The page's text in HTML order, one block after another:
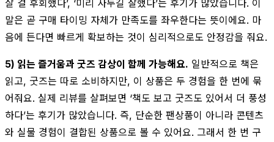
살 걸 후회했다’, ‘미리 사두길 잘했다’는 후기가 많았습니다. 이
말은 곧 구매 타이밍 자체가 만족도를 좌우한다는 뜻이에요. 마
음에 든다면 빠르게 확보하는 것이 심리적으로도 안정감을 줘요.
5) 읽는 즐거움과 굿즈 감상이 함께 가능해요. 일반적으로 책은
읽고, 굿즈는 따로 소비하지만, 이 상품은 두 경험을 한 번에 묶
어줘요. 실제 리뷰를 살펴보면 ‘책도 보고 굿즈도 있어서 더 풍성
하다’는 후기가 많았습니다. 즉, 단순한 팬상품이 아니라 콘텐츠
와 실물 경험이 결합된 상품으로 볼 수 있어요. 그래서 한 번 구